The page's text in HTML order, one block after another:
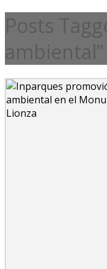
Posts
ambiental”